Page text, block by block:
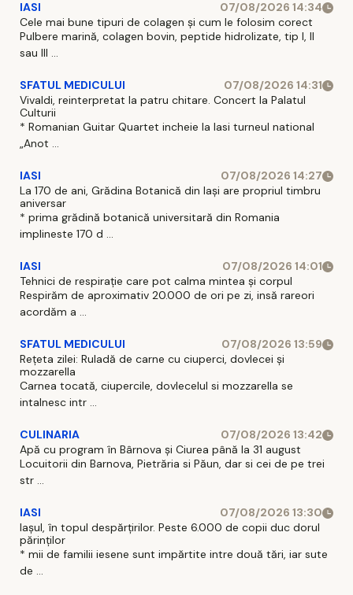
IASI
07/08/2026 14:34
Cele mai bune tipuri de colagen și cum le folosim corect
Pulbere marină, colagen bovin, peptide hidrolizate, tip I, II
sau III ...
SFATUL MEDICULUI
07/08/2026 14:31
Vivaldi, reinterpretat la patru chitare. Concert la Palatul
Culturii
* Romanian Guitar Quartet incheie la Iasi turneul national
„Anot ...
IASI
07/08/2026 14:27
La 170 de ani, Grădina Botanică din Iași are propriul timbru
aniversar
* prima grădină botanică universitară din Romania
implineste 170 d ...
IASI
07/08/2026 14:01
Tehnici de respirație care pot calma mintea și corpul
Respirăm de aproximativ 20.000 de ori pe zi, insă rareori
acordăm a ...
SFATUL MEDICULUI
07/08/2026 13:59
Rețeta zilei: Ruladă de carne cu ciuperci, dovlecei și
mozzarella
Carnea tocată, ciupercile, dovlecelul si mozzarella se
intalnesc intr ...
CULINARIA
07/08/2026 13:42
Apă cu program în Bârnova și Ciurea până la 31 august
Locuitorii din Barnova, Pietrăria si Păun, dar si cei de pe trei
str ...
IASI
07/08/2026 13:30
Iașul, în topul despărțirilor. Peste 6.000 de copii duc dorul
părinților
* mii de familii iesene sunt impărtite intre două tări, iar sute
de ...